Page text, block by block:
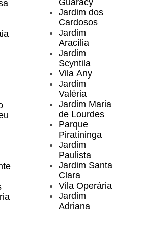
Guaracy
Jardim dos
Cardosos
Jardim
Aracília
Jardim
Scyntila
Vila Any
Jardim
Valéria
Jardim Maria
de Lourdes
Parque
Piratininga
Jardim
Paulista
Jardim Santa
Clara
Vila Operária
Jardim
Adriana